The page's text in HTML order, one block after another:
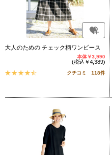
大人のための チェック柄ワンピース
本体￥3,990
(税込￥4,389)
クチコミ 118件